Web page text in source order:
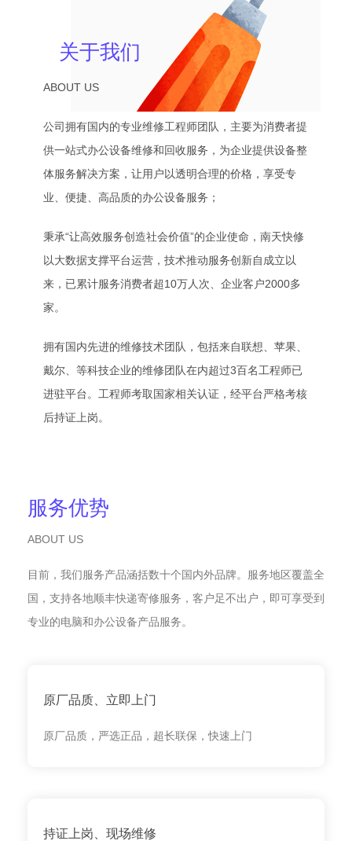
关于我们
ABOUT US
公司拥有国内的专业维修工程师团队，主要为消费者提
供一站式办公设备维修和回收服务，为企业提供设备整
体服务解决方案，让用户以透明合理的价格，享受专
业、便捷、高品质的办公设备服务；
秉承“让高效服务创造社会价值”的企业使命，南天快修
以大数据支撑平台运营，技术推动服务创新自成立以
来，已累计服务消费者超10万人次、企业客户2000多
家。
拥有国内先进的维修技术团队，包括来自联想、苹果、
戴尔、等科技企业的维修团队在内超过3百名工程师已
进驻平台。工程师考取国家相关认证，经平台严格考核
后持证上岗。
服务优势
ABOUT US
目前，我们服务产品涵括数十个国内外品牌。服务地区覆盖全
国，支持各地顺丰快递寄修服务，客户足不出户，即可享受到
专业的电脑和办公设备产品服务。
原厂品质、立即上门
原厂品质，严选正品，超长联保，快速上门
持证上岗、现场维修